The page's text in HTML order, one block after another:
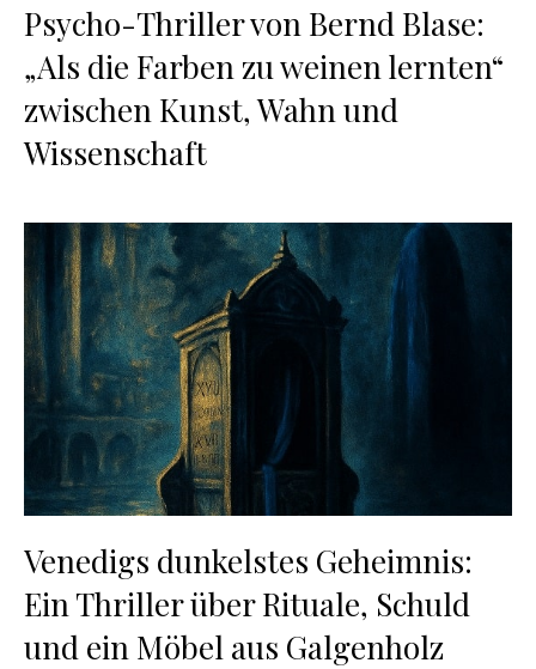
Psycho-Thriller von Bernd Blase:
„Als die Farben zu weinen lernten“
zwischen Kunst, Wahn und
Wissenschaft
Venedigs dunkelstes Geheimnis:
Ein Thriller über Rituale, Schuld
und ein Möbel aus Galgenholz